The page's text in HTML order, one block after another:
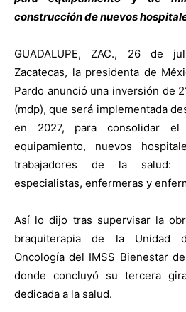
construcción de nuevos
GUADALUPE, ZAC., 26 de
Zacatecas, la presidenta de
Pardo anunció una inversión de
(mdp), que será implementada
en 2027, para consolidar el
equipamiento, nuevos
trabajadores de la salud:
especialistas, enfermeras y
Así lo dijo tras supervisar la
braquiterapia de la Unidad
Oncología del IMSS Bienestar
donde concluyó su tercera
dedicada a la salud.